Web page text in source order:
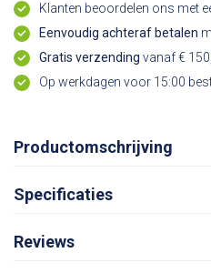
Klanten beoordelen ons met
Eenvoudig achteraf betalen
Gratis verzending vanaf €
Op werkdagen voor 15:00
Productomschrijving
Specificaties
Reviews